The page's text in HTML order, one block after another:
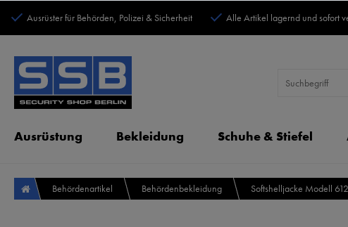
Ausrüster für Behörden, Polizei & Sicherheit Alle Artikel lagernd und sofort
Ausrüstung Bekleidung Schuhe & Stiefel
Behördenartikel Behördenbekleidung Softshelljacke Modell